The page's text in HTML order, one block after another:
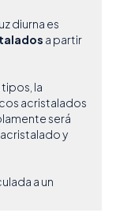
diurna es
a partir
la
acristalados
será
y
a un